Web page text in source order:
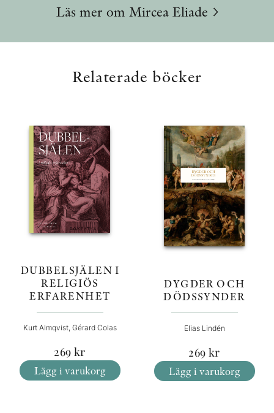
Läs mer om Mircea Eliade
Relaterade böcker
DUBBELSJÄLEN I
RELIGIÖS
ERFARENHET
Kurt Almqvist, Gérard Colas
269 kr
Lägg i varukorg
DYGDER OCH
DÖDSSYNDER
Elias Lindén
269 kr
Lägg i varukorg